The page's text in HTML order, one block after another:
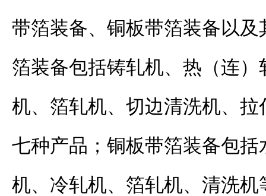
带箔装备、铜板带箔装备以
箔装备包括铸轧机、热（连
机、箔轧机、切边清洗机、
七种产品；铜板带箔装备包
机、冷轧机、箔轧机、清洗